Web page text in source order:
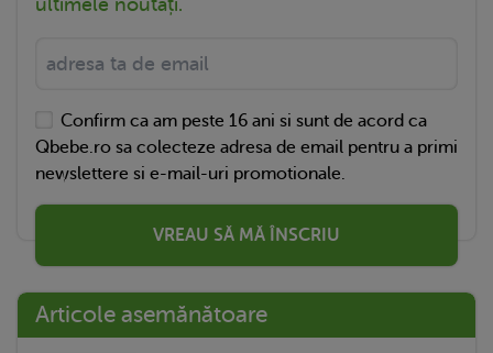
ultimele noutăți.
Confirm ca am peste 16 ani si sunt de acord ca
Qbebe.ro sa colecteze adresa de email pentru a primi
newslettere si e-mail-uri promotionale.
VREAU SĂ MĂ ÎNSCRIU
Articole asemănătoare